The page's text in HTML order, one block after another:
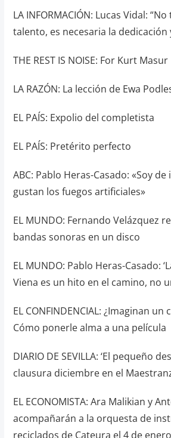
LA INFORMACIÓN: Lucas Vidal:
talento, es necesaria la dedicación
THE REST IS NOISE: For Kurt Masur
LA RAZÓN: La lección de Ewa
EL PAÍS: Expolio del completista
EL PAÍS: Pretérito perfecto
ABC: Pablo Heras-Casado: «Soy
gustan los fuegos artificiales»
EL MUNDO: Fernando Velázquez
bandas sonoras en un disco
EL MUNDO: Pablo Heras-Casado:
Viena es un hito en el camino, no
EL CONFINDENCIAL: ¿Imaginan un
Cómo ponerle alma a una película
DIARIO DE SEVILLA: ‘El pequeño
clausura diciembre en el
EL ECONOMISTA: Ara Malikian y
acompañarán a la orquesta de
reciclados de Cateura el 4 de